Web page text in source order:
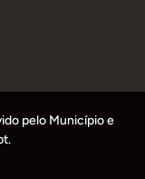
pelo Município e